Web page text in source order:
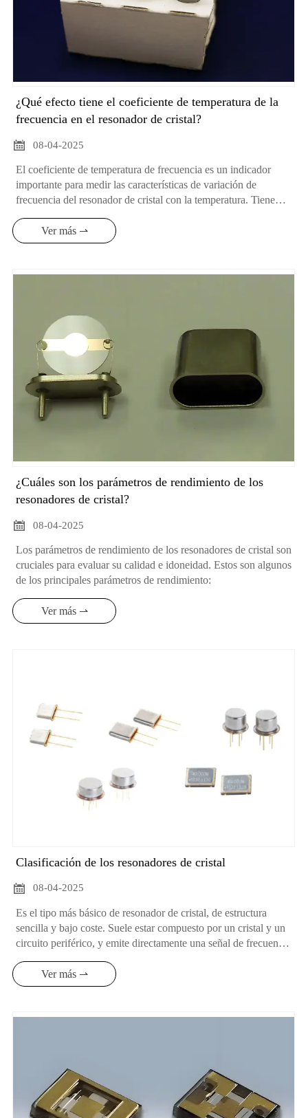
¿Qué efecto tiene el coeficiente de temperatura de la
frecuencia en el resonador de cristal?

08-04-2025
El coeficiente de temperatura de frecuencia es un indicador
importante para medir las características de variación de
frecuencia del resonador de cristal con la temperatura. Tiene
Ver más ⇀
¿Cuáles son los parámetros de rendimiento de los
resonadores de cristal?

08-04-2025
Los parámetros de rendimiento de los resonadores de cristal son
cruciales para evaluar su calidad e idoneidad. Estos son algunos
de los principales parámetros de rendimiento:
Ver más ⇀
Clasificación de los resonadores de cristal

08-04-2025
Es el tipo más básico de resonador de cristal, de estructura
sencilla y bajo coste. Suele estar compuesto por un cristal y un
circuito periférico, y emite directamente una señal de frecuencia
ser adecuado para ocasiones en las que la precisión de
frecuencia no es demasiado alta, como algunos productos
Ver más ⇀